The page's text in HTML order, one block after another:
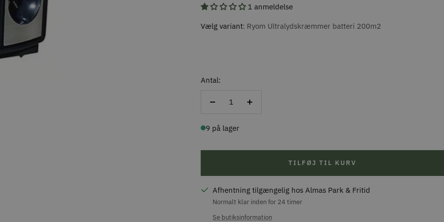
1 anmeldelse
Vælg variant Ryom Ultralydskræmmer batteri 200m2
Antal:
Reducer
Forøg
9 på lager
TILFØJ TIL KURV
Afhentning tilgængelig hos Almas Park & Fritid
Normalt klar inden for 24 timer
Se butiksinformation